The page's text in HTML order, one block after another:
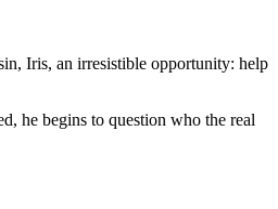
Iris, an irresistible opportunity: help
he begins to question who the real